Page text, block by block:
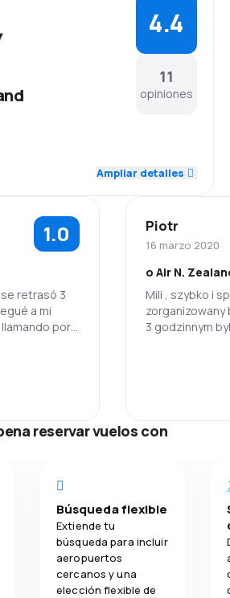
11
opiniones
4.4
4.6
4.0
4.1
Ampliar detalles
1.0
retrasó 3
a mi
por
Piotr
16 marzo 2020
o Air N.
Mili , szybko i
3 godzinnym
Red de
Precio del
Comodidad
Transporte
reservar vuelos con
Búsqueda flexible
Extiende tu
búsqueda para incluir
aeropuertos
cercanos y una
elección flexible de